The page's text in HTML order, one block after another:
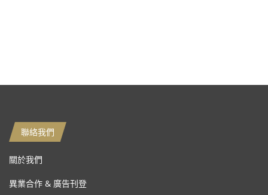
聯絡我們
關於我們
異業合作 & 廣告刊登